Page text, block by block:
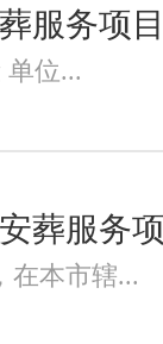
服务项
位...
葬服务
本市辖...